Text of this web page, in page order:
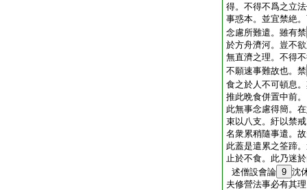
得。不得不爲之立
事惑本。並宜禁絶
念慮所難遣。雖有禁
於方舟濟河。豈不
無直濟之理。不得
不願速事難故也。禁
食之於人不可頓息
推此晩食併置中前
此無事念慮得簡。
束以八支。紆以禁
名衆累稍隨事遣。
此蓋是遣累之筌蹄
止於不食。此乃迷
述僧設會論 9 沈
夫修營法事必有其